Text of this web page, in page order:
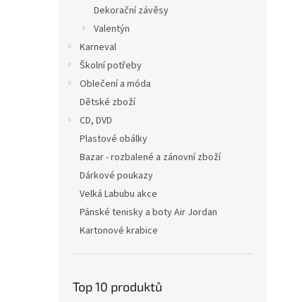
Dekorační závěsy
Valentýn
Karneval
Školní potřeby
Oblečení a móda
Dětské zboží
CD, DVD
Plastové obálky
Bazar - rozbalené a zánovní zboží
Dárkové poukazy
Velká Labubu akce
Pánské tenisky a boty Air Jordan
Kartonové krabice
Top 10 produktů